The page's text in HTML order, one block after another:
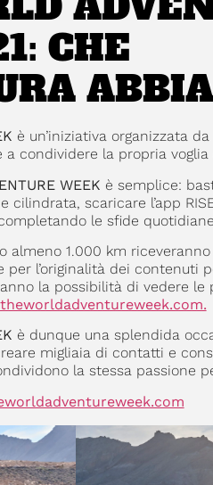
CHE
è un’iniziativa organizzata da
condividere la propria
WEEK è semplice:
scaricare l’app
le sfide
almeno 1.000 km
l’originalità dei contenuti
la possibilità di vedere
theworldadventureweek.com.
è dunque una splendida
migliaia di contatti e
la stessa passione